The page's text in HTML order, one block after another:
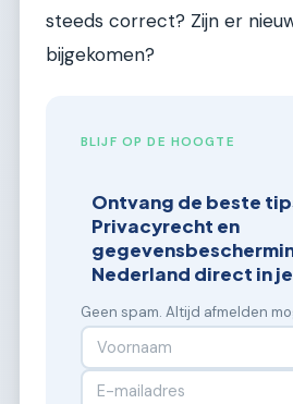
steeds correct? Zijn er
bijgekomen?
BLIJF OP DE HOOGTE
Ontvang de beste
Privacyrecht en
Nederland direct in
Geen spam. Altijd afmelden